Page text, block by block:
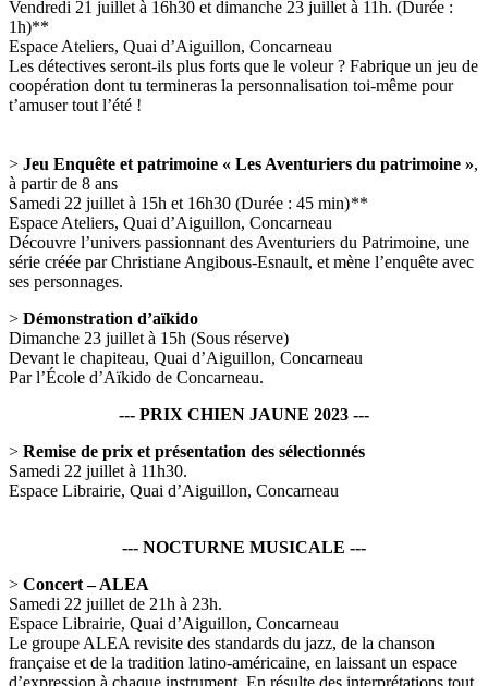
Vendredi 21 juillet à 16h30 et dimanche 23 juillet à 11h. (Durée :
1h)**
Espace Ateliers, Quai d’Aiguillon, Concarneau
Les détectives seront-ils plus forts que le voleur ? Fabrique un jeu de
coopération dont tu termineras la personnalisation toi-même pour
t’amuser tout l’été !
> Jeu Enquête et patrimoine « Les Aventuriers du patrimoine »,
à partir de 8 ans
Samedi 22 juillet à 15h et 16h30 (Durée : 45 min) **
Espace Ateliers, Quai d’Aiguillon, Concarneau
Découvre l’univers passionnant des Aventuriers du Patrimoine, une
série créée par Christiane Angibous-Esnault, et mène l’enquête avec
ses personnages.
> Démonstration d’aïkido
Dimanche 23 juillet à 15h (Sous réserve)
Devant le chapiteau, Quai d’Aiguillon, Concarneau
Par l’École d’Aïkido de Concarneau.
--- PRIX CHIEN JAUNE 2023 ---
> Remise de prix et présentation des sélectionnés
Samedi 22 juillet à 11h30.
Espace Librairie, Quai d’Aiguillon, Concarneau
--- NOCTURNE MUSICALE ---
> Concert – ALEA
Samedi 22 juillet de 21h à 23h.
Espace Librairie, Quai d’Aiguillon, Concarneau
Le groupe ALEA revisite des standards du jazz, de la chanson
française et de la tradition latino-américaine, en laissant un espace
d’expression à chaque instrument. En résulte des interprétations tout